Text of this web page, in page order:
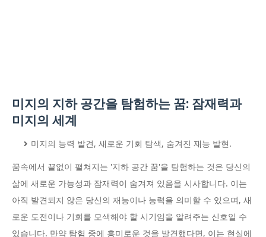
미지의 지하 공간을 탐험하는 꿈: 잠재력과
미지의 세계
미지의 능력 발견, 새로운 기회 탐색, 숨겨진 재능 발현.
꿈속에서 끝없이 펼쳐지는 '지하 공간 꿈'을 탐험하는 것은 당신의
삶에 새로운 가능성과 잠재력이 숨겨져 있음을 시사합니다. 이는
아직 발견되지 않은 당신의 재능이나 능력을 의미할 수 있으며, 새
로운 도전이나 기회를 모색해야 할 시기임을 알려주는 신호일 수
있습니다. 만약 탐험 중에 흥미로운 것을 발견했다면, 이는 현실에